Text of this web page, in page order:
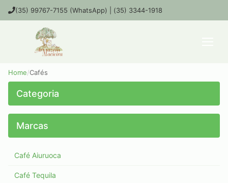
(35) 99767-7155 (WhatsApp) | (35) 3344-1918
Home/Cafés
Cafés
Categoria
Marcas
Café Aiuruoca
Café Tequila